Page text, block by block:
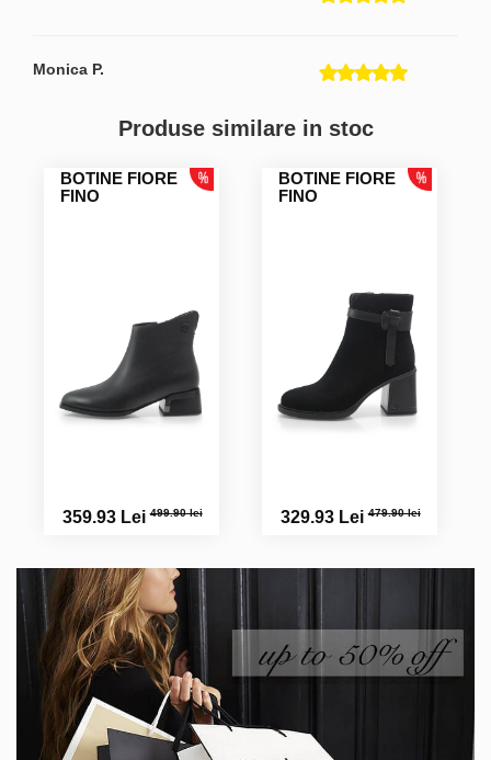
Monica P.
Produse similare in stoc
BOTINE FIORE
FINO
359.93 Lei499.90 lei
BOTINE FIORE
FINO
329.93 Lei479.90 lei